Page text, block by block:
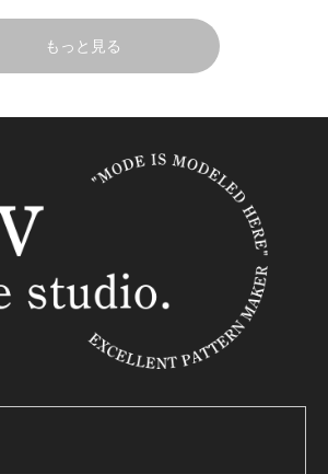
もっと見る